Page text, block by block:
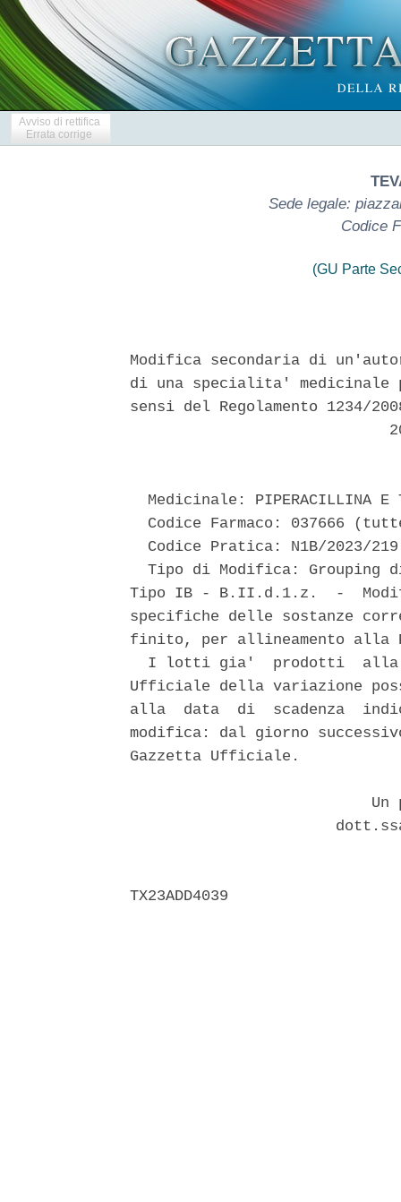
Avviso di rettifica
Errata corrige
Sede legale:
Codice
(GU Parte
Modifica secondaria di
di una specialita' medicinale
sensi del Regolamento 1234/
Medicinale: PIPERACILLINA
Codice Farmaco: 037666
Codice Pratica: N1B/2023/
Tipo di Modifica: Grouping
Tipo IB - B.II.d.1.z.  -
specifiche delle sostanze
finito, per allineamento alla
I lotti gia'  prodotti
Ufficiale della variazione
alla  data  di  scadenza
modifica: dal giorno
Gazzetta Ufficiale.
Un